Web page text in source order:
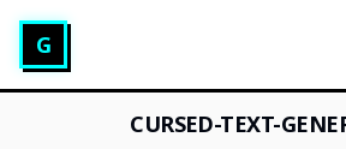
Glitch Text Generator
G
CURSED-TEXT-